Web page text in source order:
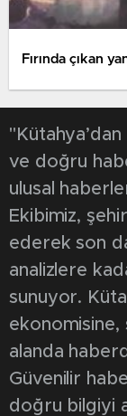
Fırında çıkan
"Kütahya’dan
ve doğru
ulusal
Ekibimiz,
ederek son
analizlere
sunuyor.
alanda
Güvenilir
doğru bilgiyi